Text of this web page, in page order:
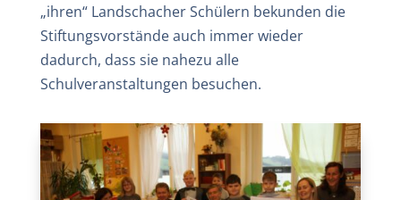
„ihren“ Landschacher Schülern bekunden die
Stiftungsvorstände auch immer wieder
dadurch, dass sie nahezu alle
Schulveranstaltungen besuchen.